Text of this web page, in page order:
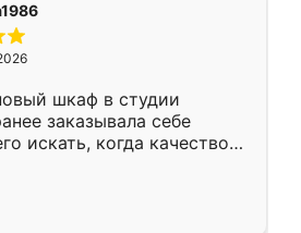
шкаф в студии
заказывала себе
искать, когда качеством
Служит кухня уже почти
нет.